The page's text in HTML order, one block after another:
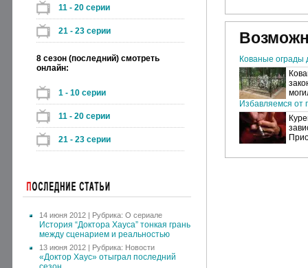
11 - 20 серии
21 - 23 серии
8 сезон (последний) смотреть
онлайн:
1 - 10 серии
11 - 20 серии
21 - 23 серии
14 июня 2012 | Рубрика: О сериале
История “Доктора Хауса” тонкая грань
между сценарием и реальностью
13 июня 2012 | Рубрика: Новости
«Доктор Хаус» отыграл последний
Кованые ограды
Избавляемся от